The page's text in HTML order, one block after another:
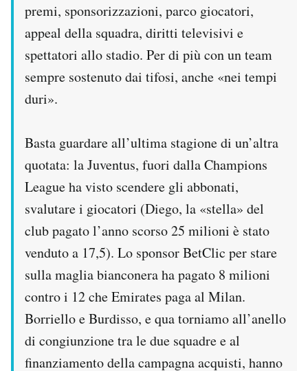
premi, sponsorizzazioni, parco giocatori,
appeal della squadra, diritti televisivi e
spettatori allo stadio. Per di più con un team
sempre sostenuto dai tifosi, anche «nei tempi
duri».
Basta guardare all’ultima stagione di un’altra
quotata: la Juventus, fuori dalla Champions
League ha visto scendere gli abbonati,
svalutare i giocatori (Diego, la «stella» del
club pagato l’anno scorso 25 milioni è stato
venduto a 17,5). Lo sponsor BetClic per stare
sulla maglia bianconera ha pagato 8 milioni
contro i 12 che Emirates paga al Milan.
Borriello e Burdisso, e qua torniamo all’anello
di congiunzione tra le due squadre e al
finanziamento della campagna acquisti, hanno